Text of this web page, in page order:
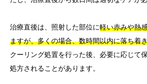
治療直後は、照射した部位に軽い赤みや熱
ますが、多くの場合、数時間以内に落ち着
クーリング処置を行った後、必要に応じて
処方されることがあります。